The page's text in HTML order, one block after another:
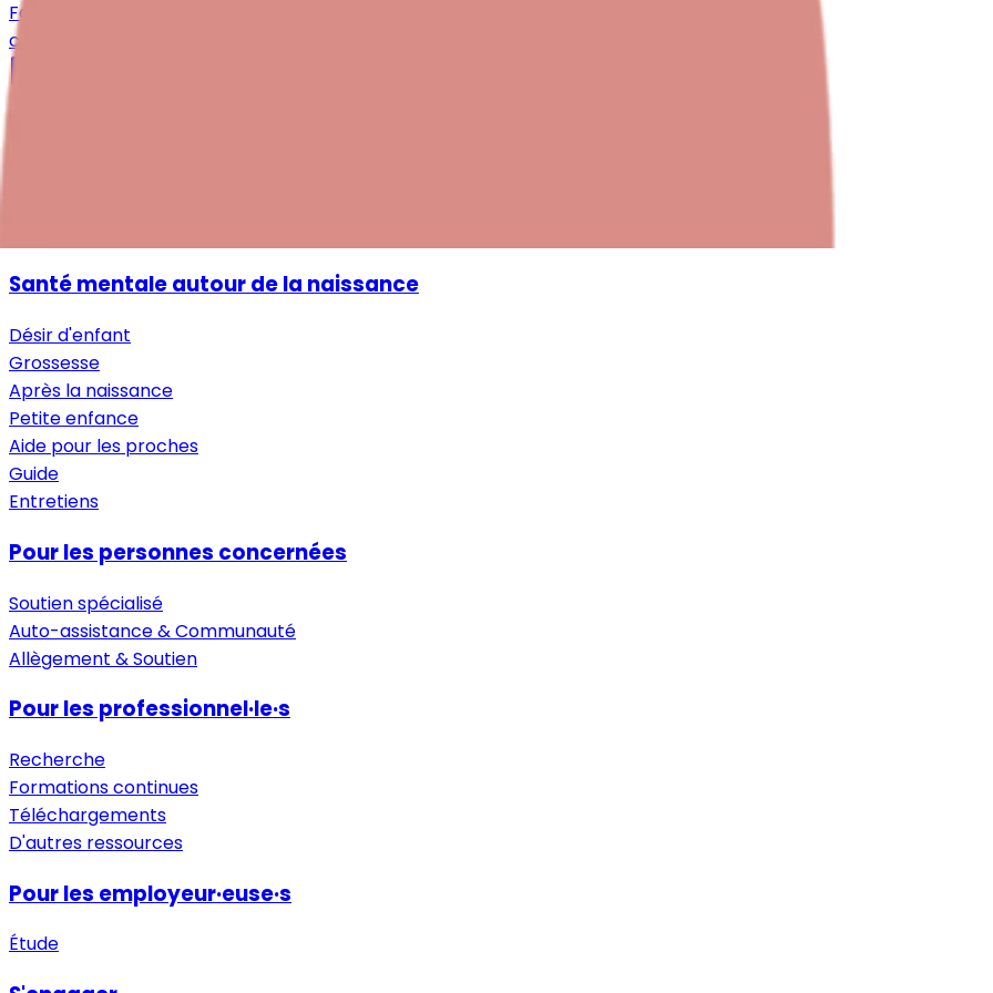
Faire un don
contact@periparto.ch
Santé mentale autour de la naissance
Désir d'enfant
Grossesse
Après la naissance
Petite enfance
Aide pour les proches
Guide
Entretiens
Pour les personnes concernées
Soutien spécialisé
Auto-assistance & Communauté
Allègement & Soutien
Pour les professionnel·le·s
Recherche
Formations continues
Téléchargements
D'autres ressources
Pour les employeur·euse·s
Étude